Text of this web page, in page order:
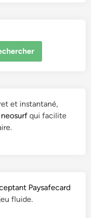
et instantané,
qui facilite
Paysafecard
fluide.